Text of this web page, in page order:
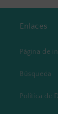
Enlaces
Página de
Búsqueda
Política de